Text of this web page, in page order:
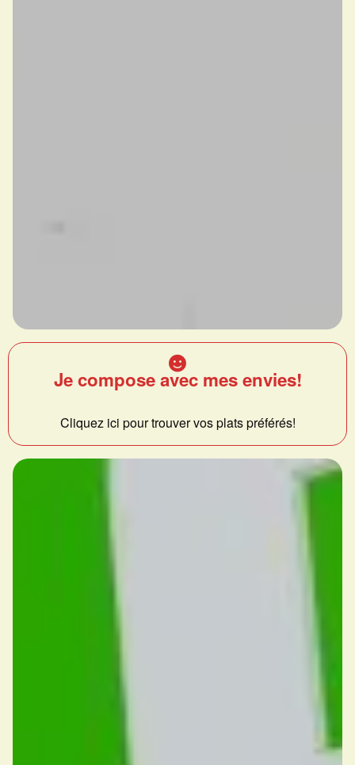
Je compose avec mes envies!
Cliquez ici pour trouver vos plats préférés!